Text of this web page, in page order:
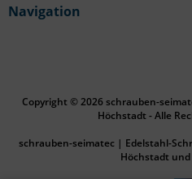
Navigation
Copyright © 2026 schrauben-
Höchstadt - Alle
schrauben-seimatec | Edelstahl-
Höchstadt